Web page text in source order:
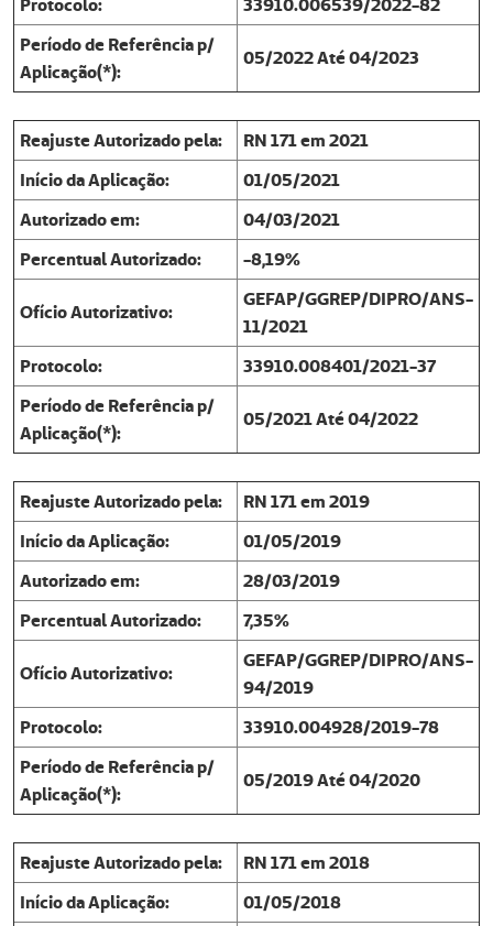
Protocolo:
33910.006539/2022-82
Período de Referência p/
Aplicação(*):
05/2022 Até 04/2023
Reajuste Autorizado pela:
RN 171 em 2021
Início da Aplicação:
01/05/2021
Autorizado em:
04/03/2021
Percentual Autorizado:
-8,19%
Ofício Autorizativo:
GEFAP/GGREP/DIPRO/ANS-
11/2021
Protocolo:
33910.008401/2021-37
Período de Referência p/
Aplicação(*):
05/2021 Até 04/2022
Reajuste Autorizado pela:
RN 171 em 2019
Início da Aplicação:
01/05/2019
Autorizado em:
28/03/2019
Percentual Autorizado:
7,35%
Ofício Autorizativo:
GEFAP/GGREP/DIPRO/ANS-
94/2019
Protocolo:
33910.004928/2019-78
Período de Referência p/
Aplicação(*):
05/2019 Até 04/2020
Reajuste Autorizado pela:
RN 171 em 2018
Início da Aplicação:
01/05/2018